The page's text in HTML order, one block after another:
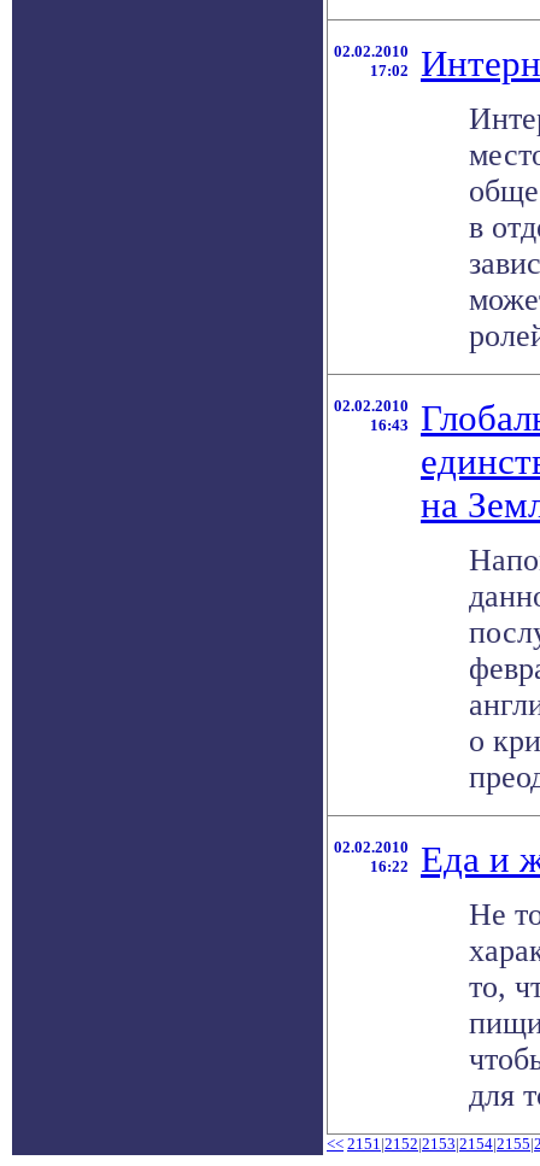
02.02.2010
17:02
в
02.02.2010
16:43
на
о
02.02.2010
16:22
Еда и
Не
то,
для
<< 2151|2152|2153|2154|2155|